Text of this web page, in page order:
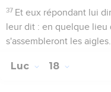
37 Et eux répondant lui
leur dit : en quelque lieu
s'assembleront les aigles.
Luc 18